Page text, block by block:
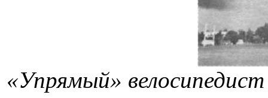
«Упрямый»